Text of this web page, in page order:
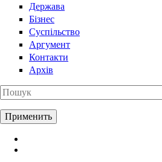
Держава
Бізнес
Суспільство
Аргумент
Контакти
Архів